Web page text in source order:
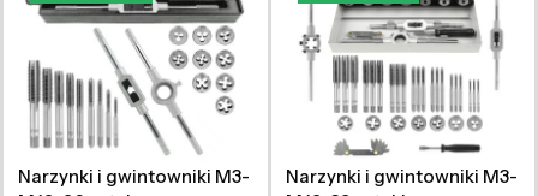
Narzynki i gwintowniki M3-
Narzynki i gwintowniki M3-